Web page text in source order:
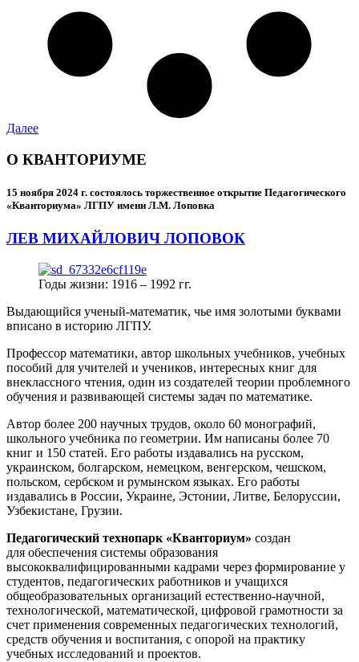
Далее
О КВАНТОРИУМЕ
15 ноября 2024 г. состоялось торжественное открытие Педагогического
«Кванториума» ЛГПУ имени Л.М. Лоповка
ЛЕВ МИХАЙЛОВИЧ ЛОПОВОК
Годы жизни: 1916 – 1992 гг.
Выдающийся ученый-математик, чье имя золотыми буквами
вписано в историю ЛГПУ.
Профессор математики, автор школьных учебников, учебных
пособий для учителей и учеников, интересных книг для
внеклассного чтения, один из создателей теории проблемного
обучения и развивающей системы задач по математике.
Автор более 200 научных трудов, около 60 монографий,
школьного учебника по геометрии. Им написаны более 70
книг и 150 статей. Его работы издавались на русском,
украинском, болгарском, немецком, венгерском, чешском,
польском, сербском и румынском языках. Его работы
издавались в России, Украине, Эстонии, Литве, Белоруссии,
Узбекистане, Грузии.
Педагогический технопарк «Кванториум» создан
для обеспечения системы образования
высококвалифицированными кадрами через формирование у
студентов, педагогических работников и учащихся
общеобразовательных организаций естественно-научной,
технологической, математической, цифровой грамотности за
счет применения современных педагогических технологий,
средств обучения и воспитания, с опорой на практику
учебных исследований и проектов.